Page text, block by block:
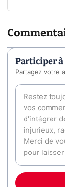
Participer à
Partagez votre